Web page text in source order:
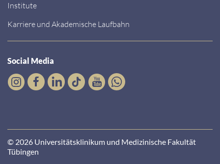
Institute
Karriere und Akademische Laufbahn
Social Media
© 2026 Universitätsklinikum und Medizinische Fakultät
Tübingen